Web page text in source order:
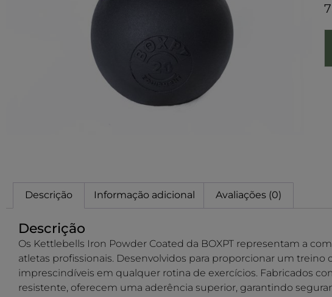
Descrição Informação adicional Avaliações (0)
Descrição
Os Kettlebells Iron Powder Coated da BOXPT representam a
atletas profissionais. Desenvolvidos para proporcionar um
imprescindíveis em qualquer rotina de exercícios. Fabricados
resistente, oferecem uma aderência superior, garantindo